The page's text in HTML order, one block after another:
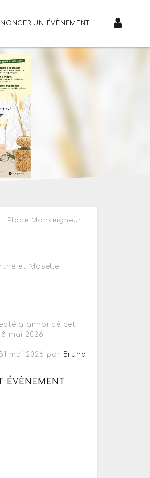
UN ÉVÈNEMENT
- Place Monseigneur
et-Moselle
a annoncé cet
mai 2026
mai 2026 par Bruno
ÉVÈNEMENT